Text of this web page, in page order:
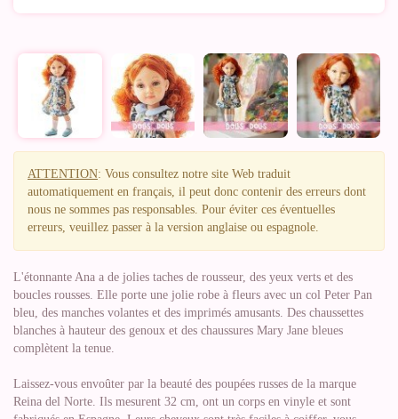
ATTENTION: Vous consultez notre site Web traduit
automatiquement en français, il peut donc contenir des erreurs dont
nous ne sommes pas responsables. Pour éviter ces éventuelles
erreurs, veuillez passer à la version anglaise ou espagnole.
L'étonnante Ana a de jolies taches de rousseur, des yeux verts et des
boucles rousses. Elle porte une jolie robe à fleurs avec un col Peter Pan
bleu, des manches volantes et des imprimés amusants. Des chaussettes
blanches à hauteur des genoux et des chaussures Mary Jane bleues
complètent la tenue.
Laissez-vous envoûter par la beauté des poupées russes de la marque
Reina del Norte. Ils mesurent 32 cm, ont un corps en vinyle et sont